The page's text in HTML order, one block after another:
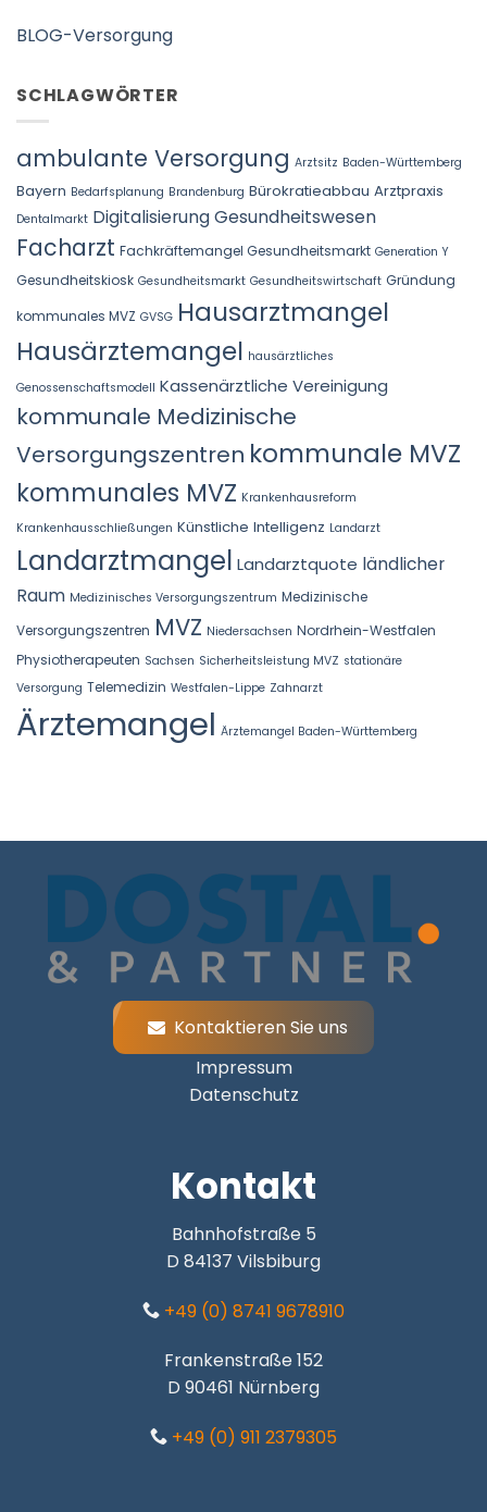
BLOG-Versorgung
SCHLAGWÖRTER
ambulante Versorgung Arztsitz Baden-Württemberg
Bayern Bedarfsplanung Brandenburg Bürokratieabbau Arztpraxis
Dentalmarkt Digitalisierung Gesundheitswesen
Facharzt Fachkräftemangel Gesundheitsmarkt Generation Y
Gesundheitskiosk Gesundheitsmarkt Gesundheitswirtschaft Gründung
kommunales MVZ GVSG Hausarztmangel
Hausärztemangel hausärztliches
Genossenschaftsmodell Kassenärztliche Vereinigung
kommunale Medizinische
Versorgungszentren kommunale MVZ
kommunales MVZ Krankenhausreform
Krankenhausschließungen Künstliche Intelligenz Landarzt
Landarztmangel Landarztquote ländlicher
Raum Medizinisches Versorgungszentrum Medizinische
Versorgungszentren MVZ Niedersachsen Nordrhein-Westfalen
Physiotherapeuten Sachsen Sicherheitsleistung MVZ stationäre
Versorgung Telemedizin Westfalen-Lippe Zahnarzt
Ärztemangel Ärztemangel Baden-Württemberg
Kontaktieren Sie uns
Impressum
Datenschutz
Kontakt
Bahnhofstraße 5
D 84137 Vilsbiburg
+49 (0) 8741 9678910
Frankenstraße 152
D 90461 Nürnberg
+49 (0) 911 2379305